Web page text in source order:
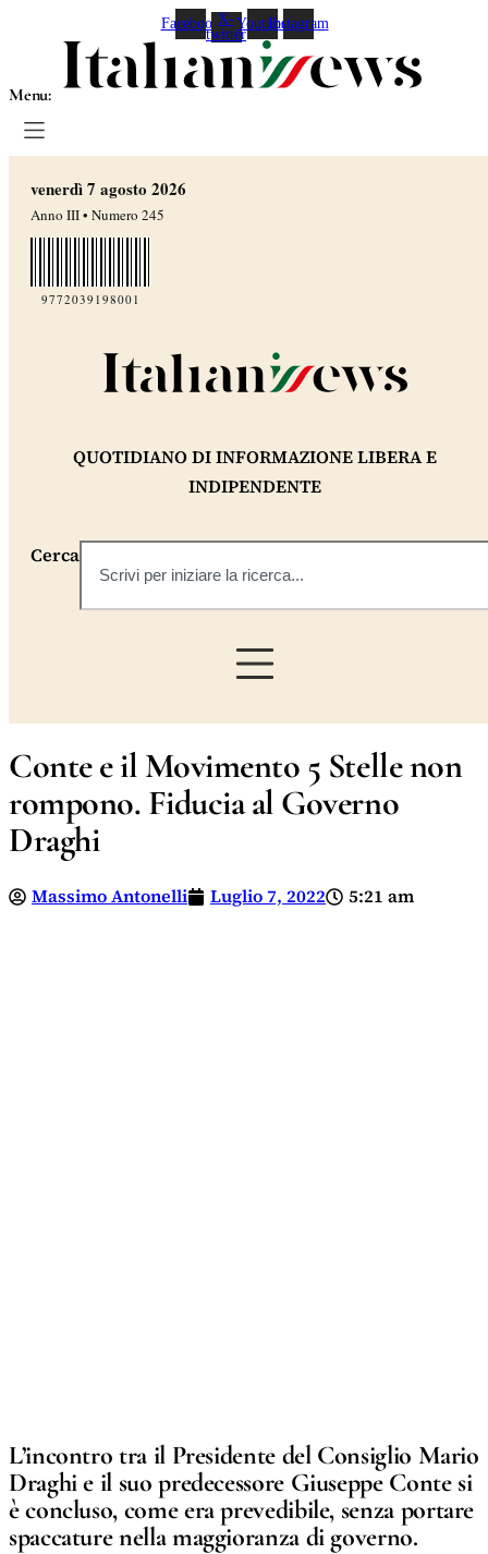
FacebookX-
twitter
YoutubeInstagram
Menu:
venerdì 7 agosto 2026
Anno III • Numero 245
9772039198001
QUOTIDIANO DI INFORMAZIONE LIBERA E
INDIPENDENTE
Cerca
Conte e il Movimento 5 Stelle non
rompono. Fiducia al Governo
Draghi
Massimo Antonelli Luglio 7, 2022 5:21 am
L’incontro tra il Presidente del Consiglio Mario
Draghi e il suo predecessore Giuseppe Conte si
è concluso, come era prevedibile, senza portare
spaccature nella maggioranza di governo.